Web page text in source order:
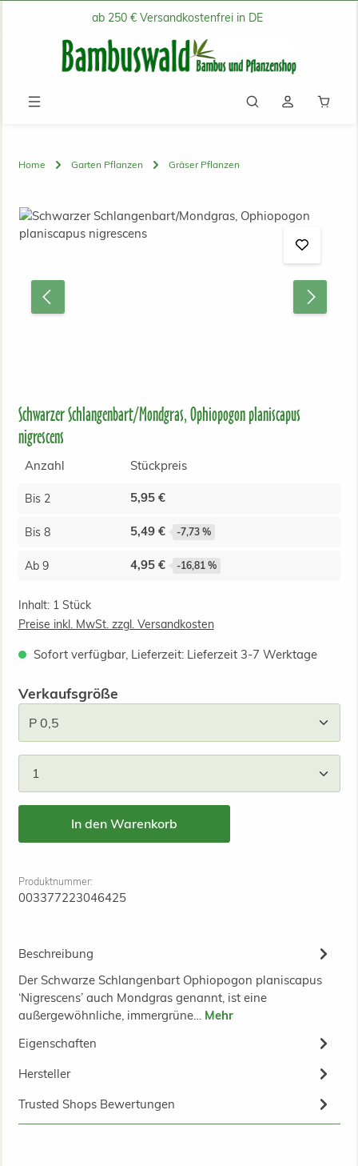
Zum Hauptinhalt springenab 250 € Versandkostenfrei in DE
Home Garten Pflanzen Gräser Pflanzen
Bildergalerie überspringen
Schwarzer Schlangenbart/Mondgras, Ophiopogon planiscapus
nigrescens
Anzahl Stückpreis
Bis 2 5,95 €
Bis 8 5,49 € -7,73 %
Ab 9 4,95 € -16,81 %
Inhalt: 1 Stück
Preise inkl. MwSt. zzgl. Versandkosten
Sofort verfügbar, Lieferzeit: Lieferzeit 3-7 Werktage
Verkaufsgrößeauswählen
In den Warenkorb
Produktnummer:
003377223046425
Beschreibung
Der Schwarze Schlangenbart Ophiopogon planiscapus
‘Nigrescens’ auch Mondgras genannt, ist eine
außergewöhnliche, immergrüne… Mehr
Eigenschaften
Hersteller
Trusted Shops Bewertungen